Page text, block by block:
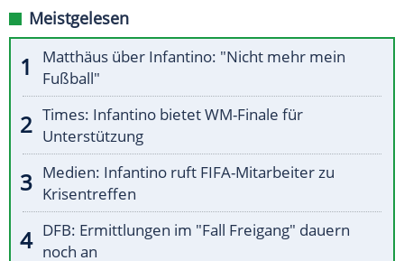
Meistgelesen
Matthäus über Infantino: "Nicht mehr mein
Fußball"
Times: Infantino bietet WM-Finale für
Unterstützung
Medien: Infantino ruft FIFA-Mitarbeiter zu
Krisentreffen
DFB: Ermittlungen im "Fall Freigang" dauern
noch an